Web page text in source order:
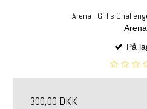
Arena - Girl's
Arena
På
300,00 DKK